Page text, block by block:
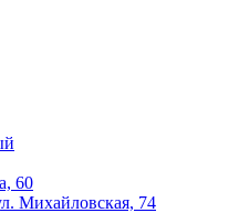
60
Михайловская, 74